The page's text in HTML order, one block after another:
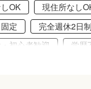
OK 現住所なし
定
完全週休2日制
初心者歓迎
学歴